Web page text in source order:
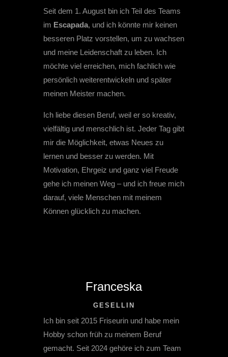
Seit dem 1. August bin ich Teil des Teams
im Escapada, und ich könnte mir keinen
besseren Platz vorstellen, um zu wachsen
und meine Leidenschaft zu leben. Ich
möchte viel erreichen, mich fachlich wie
persönlich weiterentwickeln und später
meinen Meister machen.
Ich liebe diesen Beruf, weil er so kreativ,
vielfältig und menschlich ist. Jeder Tag gibt
mir die Möglichkeit, etwas Neues zu
lernen und besser zu werden. Mit
Motivation, Ehrgeiz und ganz viel Freude
gehe ich meinen Weg – und ich freue mich
darauf, viele Menschen mit meinem
Können glücklich zu machen.
Franceska
GESELLIN
Ich bin seit 2015 Friseurin und habe mein
Hobby schon früh zu meinem Beruf
gemacht. Seit 2024 gehöre ich zum Team